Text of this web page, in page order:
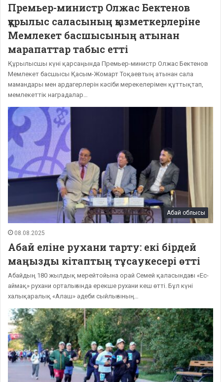
Премьер-министр Олжас Бектенов
құрылыс саласының қызметкерлеріне
Мемлекет басшысының атынан
марапаттар табыс етті
Құрылысшы күні қарсаңында Премьер-министр Олжас Бектенов
Мемлекет басшысы Қасым-Жомарт Тоқаевтың атынан сала
мамандары мен ардагерлерін кәсіби мерекелерімен құттықтап,
мемлекеттік наградалар…
Абай облысы
08.08.2025
Абай еліне рухани тарту: екі бірдей
маңызды кітаптың тұсаукесері өтті
Абайдың 180 жылдық мерейтойына орай Семей қаласындағы «Ес-
аймақ» рухани орталығында ерекше рухани кеш өтті. Бұл күні
халықаралық «Алаш» әдеби сыйлығының…